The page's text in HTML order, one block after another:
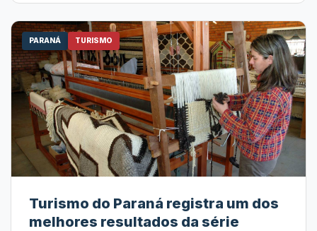
PARANÁ TURISMO
Turismo do Paraná registra um dos
melhores resultados da série